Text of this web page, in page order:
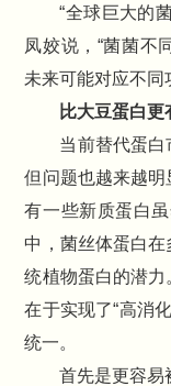
“全球巨大的
凤姣说，“菌菌不
未来可能对应不同
比大豆蛋白更
当前替代蛋白
但问题也越来越
有一些新质蛋白虽
中，菌丝体蛋白
统植物蛋白的潜
在于实现了“高消
统一。
首先是更容易